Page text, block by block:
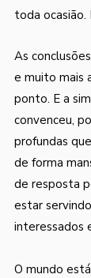
toda ocasião.
As
e muito mais
ponto. E a
convenceu,
profundas
de forma
de resposta
estar
interessados
O mundo